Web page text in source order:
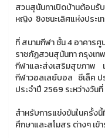
สวนสุนันทาเปิดบ้านต้อนรั
หญิง ชิงชนะเลิศแห่งประเ
ที่ สนามกีฬา ชั้น 4 อาคาร
ราชภัฏสวนสุนันทา กรุงเ
กีฬาและส่งเสริมสุขภาพ
กีฬาวอลเลย์บอล ซีเล็ค ป
ประจำปี 2569 ระหว่างวัน
สำหรับการแข่งขันในครั้ง
ศึกษาและสโมสร ต่างๆ เข้